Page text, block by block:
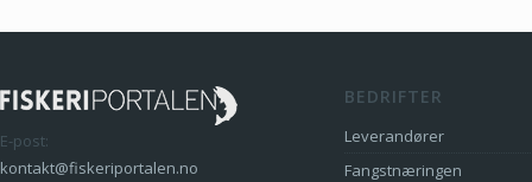
E-post:
kontakt@fiskeriportalen.no
BEDRIFTER
Leverandører
Fangstnæringen